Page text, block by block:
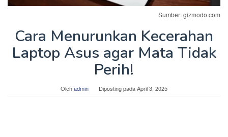
Sumber: gizmodo.com
Cara Menurunkan Kecerahan
Laptop Asus agar Mata Tidak
Perih!
Olehadmin Diposting padaApril 3, 2025